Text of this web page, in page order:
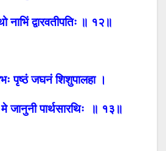
नाभिं द्वारवतीपतिः ॥ १२॥
पृष्ठं जघनं शिशुपालहा ।
जानुनी पार्थसारथिः ॥ १३॥